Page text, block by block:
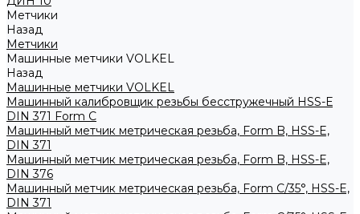
Метчики
Назад
Метчики
Машинные метчики VOLKEL
Назад
Машинные метчики VOLKEL
Машинный калибровщик резьбы бесстружечный HSS-Е
DIN 371 Form C
Машинный метчик метрическая резьба, Form B, HSS-E,
DIN 371
Машинный метчик метрическая резьба, Form B, HSS-E,
DIN 376
Машинный метчик метрическая резьба, Form С/35°, HSS-E,
DIN 371